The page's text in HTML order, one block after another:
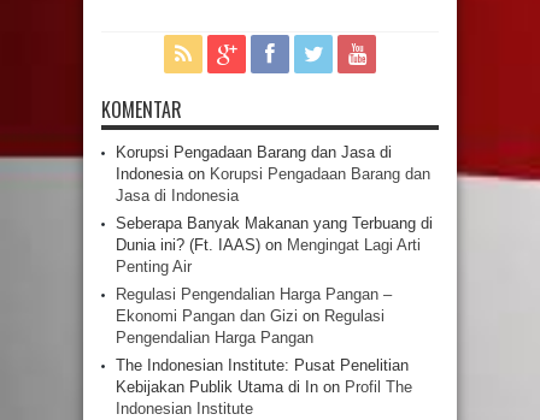
KOMENTAR
Korupsi Pengadaan Barang dan Jasa di
Indonesiaon Korupsi Pengadaan Barang dan
Jasa di Indonesia
Seberapa Banyak Makanan yang Terbuang di
Dunia ini? (Ft. IAAS) on Mengingat Lagi Arti
Penting Air
Regulasi Pengendalian Harga Pangan –
Ekonomi Pangan dan Gizi on Regulasi
Pengendalian Harga Pangan
The Indonesian Institute: Pusat Penelitian
Kebijakan Publik Utama di In on Profil The
Indonesian Institute